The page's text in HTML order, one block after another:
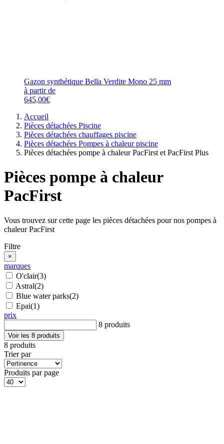
Gazon synthétique Bella Verdite Mono 25 mm
à partir de
645,00€
Accueil
Pièces détachées Piscine
Pièces détachées chauffages piscine
Pièces détachées Pompes à chaleur piscine
Pièces détachées pompe à chaleur PacFirst et PacFirst Plus
Pièces pompe à chaleur
PacFirst
Vous trouvez sur cette page les pièces détachées pour nos pompes à
chaleur PacFirst
Filtre
×
marques
O'clair(3)
Astral(2)
Blue water parks(2)
Epai(1)
prix
8 produits
Voir les 8 produits
8 produits
Trier par
Produits par page